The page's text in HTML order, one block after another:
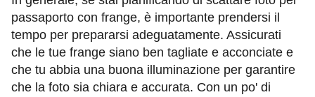
passaporto con frange, è importante prendersi il
tempo per prepararsi adeguatamente. Assicurati
che le tue frange siano ben tagliate e acconciate e
che tu abbia una buona illuminazione per garantire
che la foto sia chiara e accurata. Con un po' di